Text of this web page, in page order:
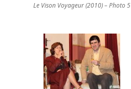
Le Vison Voyageur (2010) – Photo 5